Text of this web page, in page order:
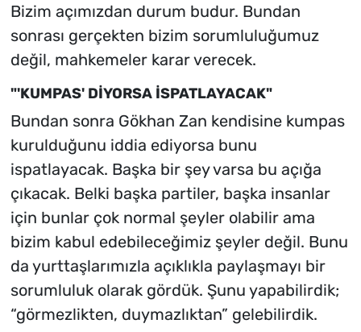
Bizim açımızdan durum budur. Bundan
sonrası gerçekten bizim sorumluluğumuz
değil, mahkemeler karar verecek.
"'KUMPAS' DİYORSA İSPATLAYACAK"
Bundan sonra Gökhan Zan kendisine kumpas
kurulduğunu iddia ediyorsa bunu
ispatlayacak. Başka bir şey varsa bu açığa
çıkacak. Belki başka partiler, başka insanlar
için bunlar çok normal şeyler olabilir ama
bizim kabul edebileceğimiz şeyler değil. Bunu
da yurttaşlarımızla açıklıkla paylaşmayı bir
sorumluluk olarak gördük. Şunu yapabilirdik;
“görmezlikten, duymazlıktan” gelebilirdik.